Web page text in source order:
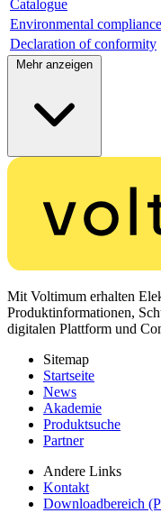
Catalogue
Environmental
Declaration of conformity
Mehr anzeigen
Mit Voltimum erhalten
Produktinformationen,
digitalen Plattform und
Sitemap
Startseite
News
Akademie
Produktsuche
Partner
Andere Links
Kontakt
Downloadbereich